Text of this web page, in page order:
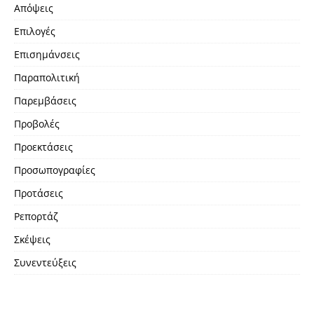
Απόψεις
Επιλογές
Επισημάνσεις
Παραπολιτική
Παρεμβάσεις
Προβολές
Προεκτάσεις
Προσωπογραφίες
Προτάσεις
Ρεπορτάζ
Σκέψεις
Συνεντεύξεις